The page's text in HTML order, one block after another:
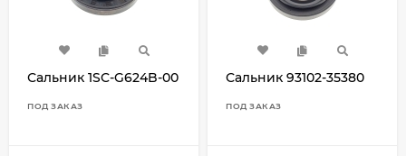
Сальник 1SC-G624B-00
ПОД ЗАКАЗ
Сальник 93102-35380
ПОД ЗАКАЗ